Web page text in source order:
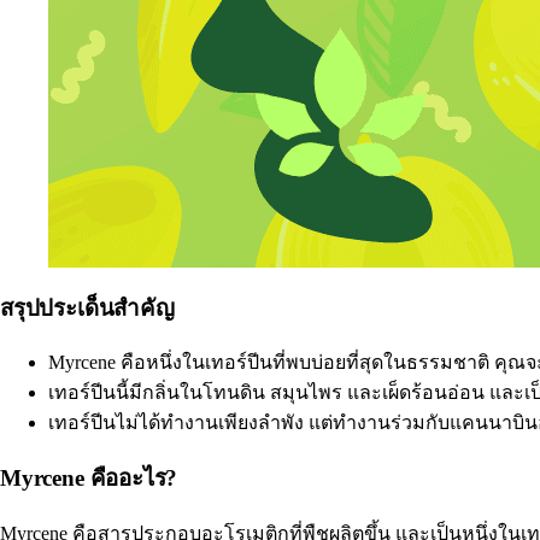
สรุปประเด็นสำคัญ
Myrcene คือหนึ่งในเทอร์ปีนที่พบบ่อยที่สุดในธรรมชาติ คุ
เทอร์ปีนนี้มีกลิ่นในโทนดิน สมุนไพร และเผ็ดร้อนอ่อน แล
เทอร์ปีนไม่ได้ทำงานเพียงลำพัง แต่ทำงานร่วมกับแคนน
Myrcene คืออะไร?
Myrcene คือสารประกอบอะโรเมติกที่พืชผลิตขึ้น และเป็นหนึ่งใน